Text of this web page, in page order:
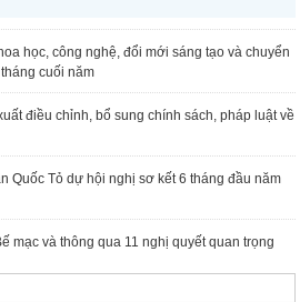
học, công nghệ, đổi mới sáng tạo và chuyển
cuối năm
điều chỉnh, bổ sung chính sách, pháp luật về
Quốc Tỏ dự hội nghị sơ kết 6 tháng đầu năm
mạc và thông qua 11 nghị quyết quan trọng